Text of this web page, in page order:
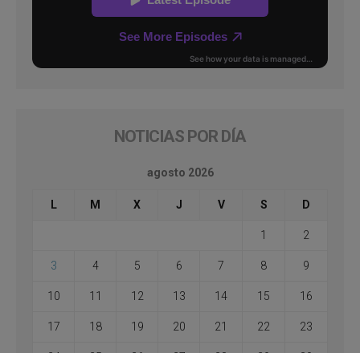
NOTICIAS POR DÍA
agosto 2026
L M X J V S D
1 2
3 4 5 6 7 8 9
10 11 12 13 14 15 16
17 18 19 20 21 22 23